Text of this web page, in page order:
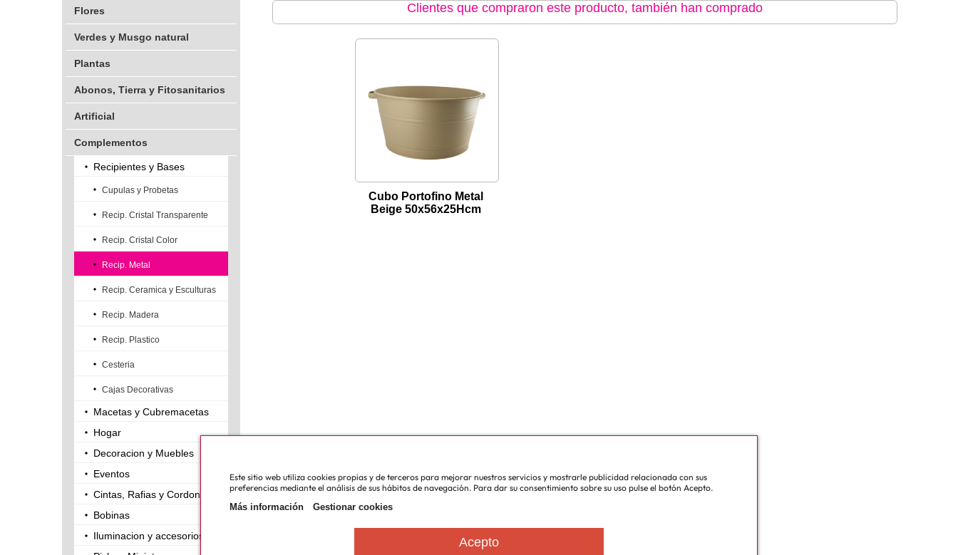
Flores
Verdes y Musgo natural
Plantas
Abonos, Tierra y Fitosanitarios
Artificial
Complementos
Recipientes y Bases
Cupulas y Probetas
Recip. Cristal Transparente
Recip. Cristal Color
Recip. Metal
Recip. Ceramica y Esculturas
Recip. Madera
Recip. Plastico
Cesteria
Cajas Decorativas
Macetas y Cubremacetas
Hogar
Decoracion y Muebles
Eventos
Cintas, Rafias y Cordones
Bobinas
Iluminacion y accesorios
Clientes que compraron este producto, también han comprado
Cubo Portofino Metal
Beige 50x56x25Hcm
Este sitio web utiliza cookies propias y de terceros para mejorar nuestros servicios y mostrarle publicidad relacionada con sus
preferencias mediante el análisis de sus hábitos de navegación. Para dar su consentimiento sobre su uso pulse el botón Acepto.
Más información
Gestionar cookies